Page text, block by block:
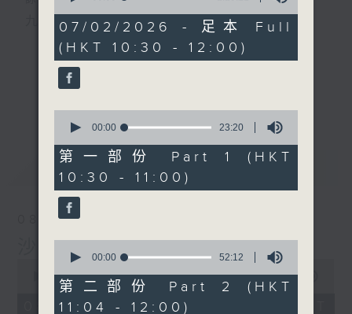
九十分鐘走遍世界，每週陪你漫遊《十萬八千里》。
最新 LATEST
08/08/2026
沙地聯手美國加入中東戰事
seconds
00:00 1:14:27
08/08/2026 - 足本 Full (HKT
1
hour,
15
minutes,
22
seconds
07/02/2026 - 足本 Full
(HKT 10:30 - 12:00)
seconds
23
minutes,
20
seconds
00:00 23:20
第一部份 Part 1 (HKT
10:30 - 11:00)
seconds
52
minutes,
12
00:00 52:12
第二部份 Part 2 (HKT
11:04 - 12:00)